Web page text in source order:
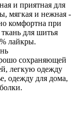
и приятная для
мягкая и нежная -
комфортна при
для шитья
лайкры.
сохраняющей
легкую одежду
одежду для дома,